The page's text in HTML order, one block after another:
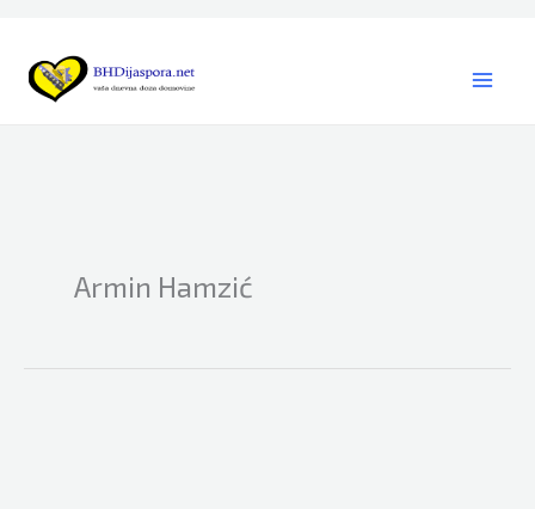
content
Armin Hamzić